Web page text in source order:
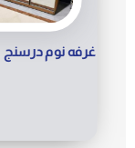
غرفه نوم درسنج